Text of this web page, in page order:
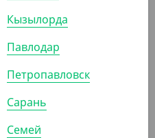
100 мм, Buffet
Кызылорда
Павлодар
Петропавловск
Сарань
Семей